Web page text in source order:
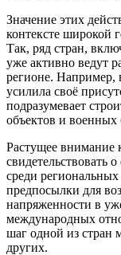
Значение этих
контексте широкой
Так, ряд стран,
уже активно ведут
регионе. Например,
усилила своё
подразумевает
объектов и военных
Растущее
свидетельствовать
среди
предпосылки для
напряженности в
международных
шаг одной из стран
других.